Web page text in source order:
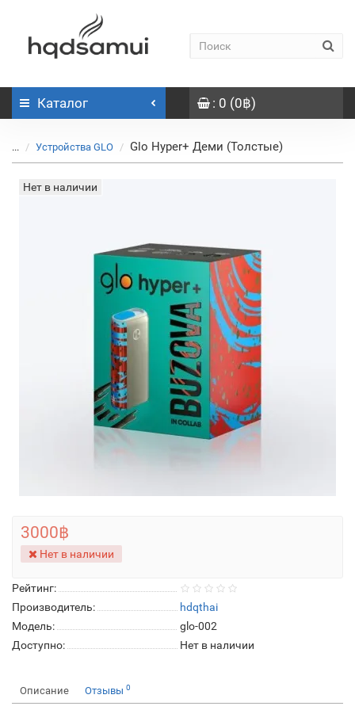
Каталог : 0 (0฿)
... Устройства GLO Glo Hyper+ Деми (Толстые)
Нет в наличии
Рейтинг:
Производитель:
hdqthai
Модель:
glo-002
Доступно:
Нет в наличии
3000฿
Нет в наличии
Описание Отзывы 0